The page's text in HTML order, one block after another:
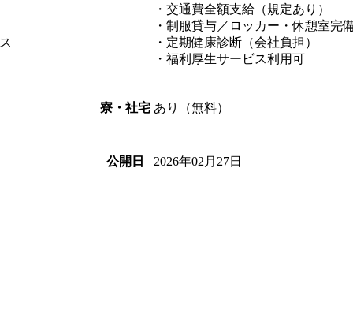
・交通費全額支給（規定あり）
・制服貸与／ロッカー・休憩室完
・定期健康診断（会社負担）
・福利厚生サービス利用可
寮・社宅 あり（無料）
公開日 2026年02月27日